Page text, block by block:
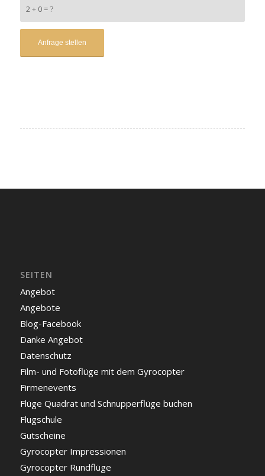
2 + 0 = ?
SEITEN
Angebot
Angebote
Blog-Facebook
Danke Angebot
Datenschutz
Film- und Fotoflüge mit dem Gyrocopter
Firmenevents
Flüge Quadrat und Schnupperflüge buchen
Flugschule
Gutscheine
Gyrocopter Impressionen
Gyrocopter Rundflüge